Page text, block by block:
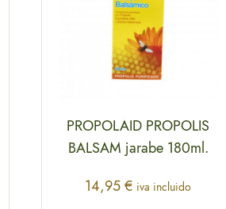
PROPOLAID PROPOLIS
BALSAM jarabe 180ml.
14,95€ iva incluido